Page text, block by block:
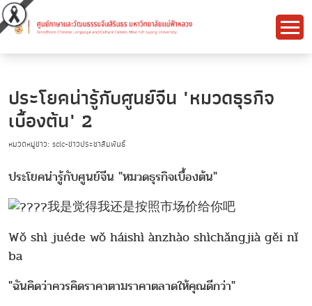
ประโยคน่ารู้กับศูนย์จีน "หมวดธุรกิจ
เบื้องต้น" 2
หมวดหมู่ข่าว: sclc-ข่าวประชาสัมพันธ์
ประโยคน่ารู้กับศูนย์จีน "หมวดธุรกิจเบื้องต้น"
我是觉得我还是按照市场价给你吧
Wǒ shì juéde wǒ háishì ànzhào shìchǎngjià gěi nǐ
ba
"ฉันคิดว่าควรคิดราคาตามราคาตลาดให้คุณดีกว่า"